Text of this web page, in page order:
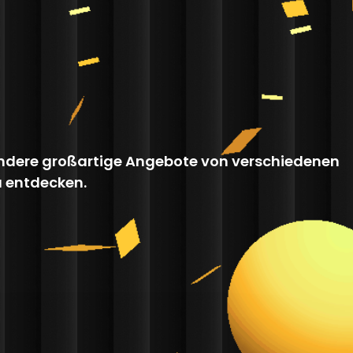
großartige Angebote von verschiedenen
entdecken.